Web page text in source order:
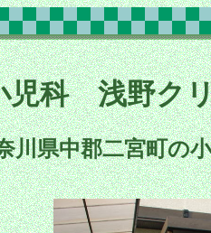
児科 浅野ク
川県中郡二宮町の